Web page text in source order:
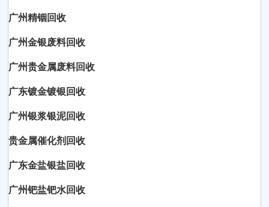
广州精铟回收
广州金银废料回收
广州贵金属废料回收
广东镀金镀银回收
广州银浆银泥回收
贵金属催化剂回收
广东金盐银盐回收
广州钯盐钯水回收